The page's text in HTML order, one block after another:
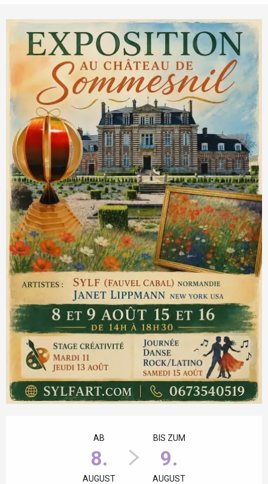
AB
8.
AUGUST
BIS ZUM
9.
AUGUST